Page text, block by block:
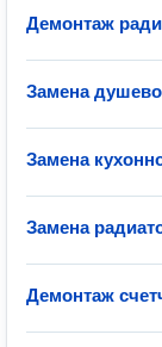
Демонтаж
Замена
Замена
Замена
Демонтаж